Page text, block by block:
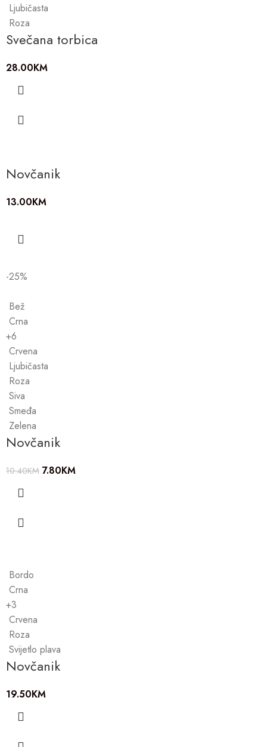
Ljubičasta
Roza
Svečana torbica
28.00KM
Novčanik
13.00KM
-25%
Bež
Crna
+6
Crvena
Ljubičasta
Roza
Siva
Smeđa
Zelena
Novčanik
10.40KM 7.80KM
Bordo
Crna
+3
Crvena
Roza
Svijetlo plava
Novčanik
19.50KM